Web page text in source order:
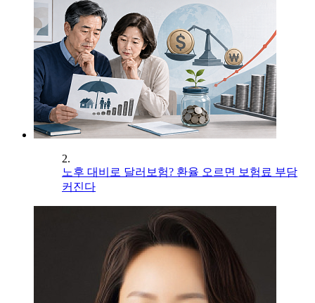
2.
노후 대비로 달러보험? 환율 오르면 보험료 부담
커진다